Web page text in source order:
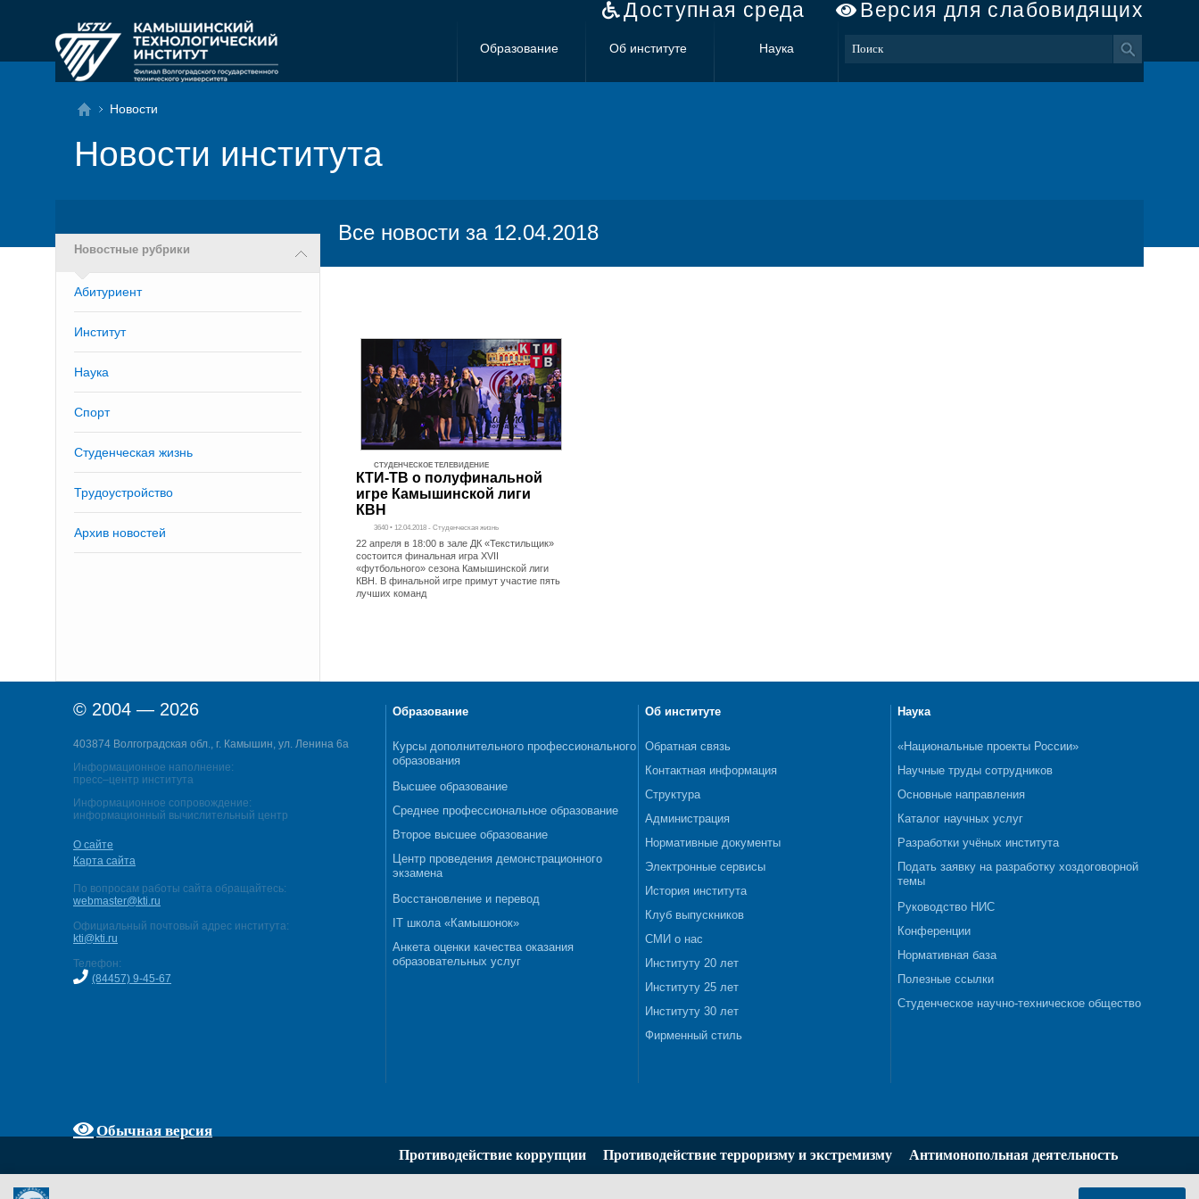
Доступная среда Версия для слабовидящих
Образование Об институте Наука
Новости
Новости института
Новостные рубрики
Абитуриент
Институт
Наука
Спорт
Студенческая жизнь
Трудоустройство
Архив новостей
Все новости за 12.04.2018
СТУДЕНЧЕСКОЕ ТЕЛЕВИДЕНИЕ
КТИ-ТВ о полуфинальной
игре Камышинской лиги
КВН
3640 • 12.04.2018 - Студенческая жизнь
22 апреля в 18:00 в зале ДК «Текстильщик»
состоится финальная игра XVII
«футбольного» сезона Камышинской лиги
КВН. В финальной игре примут участие пять
лучших команд
© 2004 — 2026
403874 Волгоградская обл., г. Камышин, ул. Ленина 6а
Информационное наполнение:
пресс–центр института
Информационное сопровождение:
информационный вычислительный центр
О сайте
Карта сайта
По вопросам работы сайта обращайтесь:
webmaster@kti.ru
Официальный почтовый адрес института:
kti@kti.ru
Телефон:
(84457) 9-45-67
Обычная версия
Образование
Курсы дополнительного профессионального
образования
Высшее образование
Среднее профессиональное образование
Второе высшее образование
Центр проведения демонстрационного
экзамена
Восстановление и перевод
IT школа «Камышонок»
Анкета оценки качества оказания
образовательных услуг
Об институте
Обратная связь
Контактная информация
Структура
Администрация
Нормативные документы
Электронные сервисы
История института
Клуб выпускников
СМИ о нас
Институту 20 лет
Институту 25 лет
Институту 30 лет
Фирменный стиль
Наука
«Национальные проекты России»
Научные труды сотрудников
Основные направления
Каталог научных услуг
Разработки учёных института
Подать заявку на разработку хоздоговорной
темы
Руководство НИС
Конференции
Нормативная база
Полезные ссылки
Студенческое научно-техническое общество
Противодействие коррупции Противодействие терроризму и экстремизму Антимонопольная деятельность